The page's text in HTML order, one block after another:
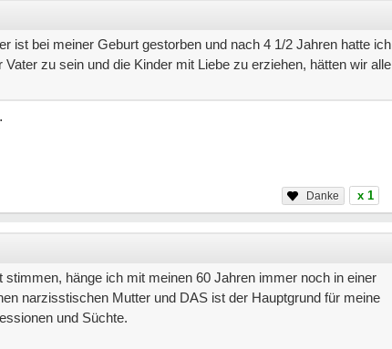
ist bei meiner Geburt gestorben und nach 4 1/2 Jahren hatte ich
zu sein und die Kinder mit Liebe zu erziehen, hätten wir alle
x 1
hänge ich mit meinen 60 Jahren immer noch in einer
narzisstischen Mutter und DAS ist der Hauptgrund für meine
und Süchte.